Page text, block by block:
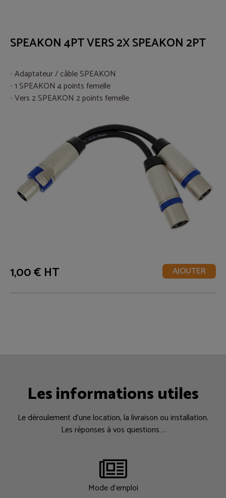
SPEAKON 4PT VERS 2X SPEAKON 2PT
Adaptateur / câble SPEAKON
1 SPEAKON 4 points femelle
Vers 2 SPEAKON 2 points femelle
1,00 € HT AJOUTER
Les informations utiles
Le déroulement d’une location, la livraison ou installation.
Les réponses à vos questions….
Mode d'emploi